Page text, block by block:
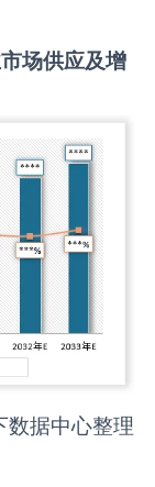
场供应及增
数据中心整理